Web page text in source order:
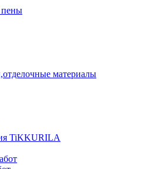
пены
материалы
TiKKURILA